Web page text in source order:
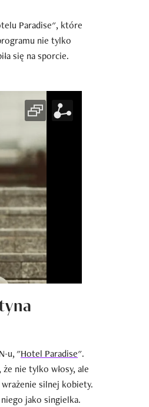
Paradise", które
nie tylko
się na sporcie.
u, "Hotel Paradise".
nie tylko włosy, ale
silnej kobiety.
jako singielka.